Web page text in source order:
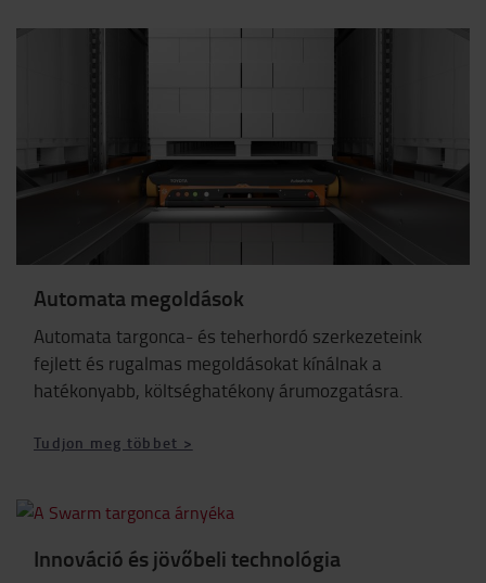
Automata megoldások
Automata targonca- és teherhordó szerkezeteink
fejlett és rugalmas megoldásokat kínálnak a
hatékonyabb, költséghatékony árumozgatásra.
Tudjon meg többet >
Innováció és jövőbeli technológia